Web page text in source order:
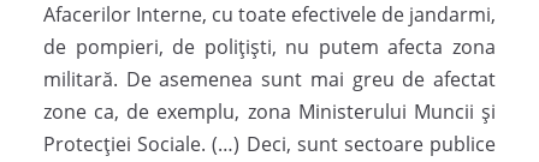
Afacerilor Interne, cu toate efectivele de jandarmi,
de pompieri, de poliţişti, nu putem afecta zona
militară. De asemenea sunt mai greu de afectat
zone ca, de exemplu, zona Ministerului Muncii şi
Protecţiei Sociale. (…) Deci, sunt sectoare publice